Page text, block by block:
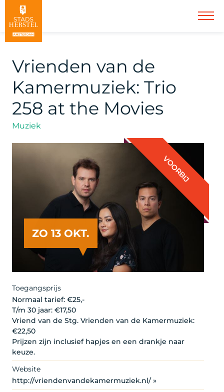
Vrienden van de
Kamermuziek: Trio
258 at the Movies
Muziek
ZO 13 OKT.
VOORBIJ
Toegangsprijs
Normaal tarief: €25,-
T/m 30 jaar: €17,50
Vriend van de Stg. Vrienden van de Kamermuziek:
€22,50
Prijzen zijn inclusief hapjes en een drankje naar
keuze.
Website
http://vriendenvandekamermuziek.nl/ »